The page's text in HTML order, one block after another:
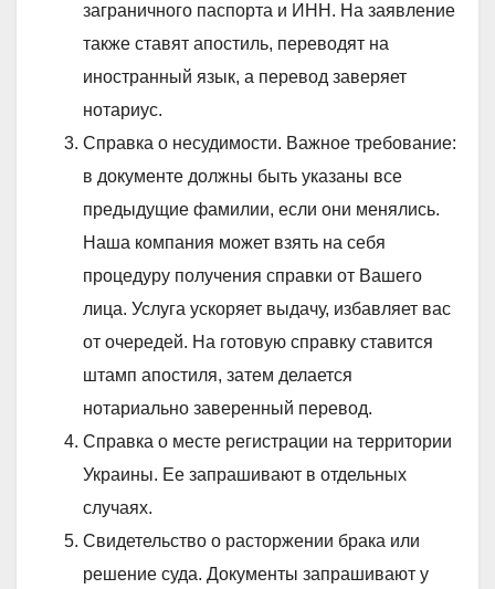
заграничного паспорта и ИНН. На заявление
также ставят апостиль, переводят на
иностранный язык, а перевод заверяет
нотариус.
Справка о несудимости. Важное требование:
в документе должны быть указаны все
предыдущие фамилии, если они менялись.
Наша компания может взять на себя
процедуру получения справки от Вашего
лица. Услуга ускоряет выдачу, избавляет вас
от очередей. На готовую справку ставится
штамп апостиля, затем делается
нотариально заверенный перевод.
Справка о месте регистрации на территории
Украины. Ее запрашивают в отдельных
случаях.
Свидетельство о расторжении брака или
решение суда. Документы запрашивают у